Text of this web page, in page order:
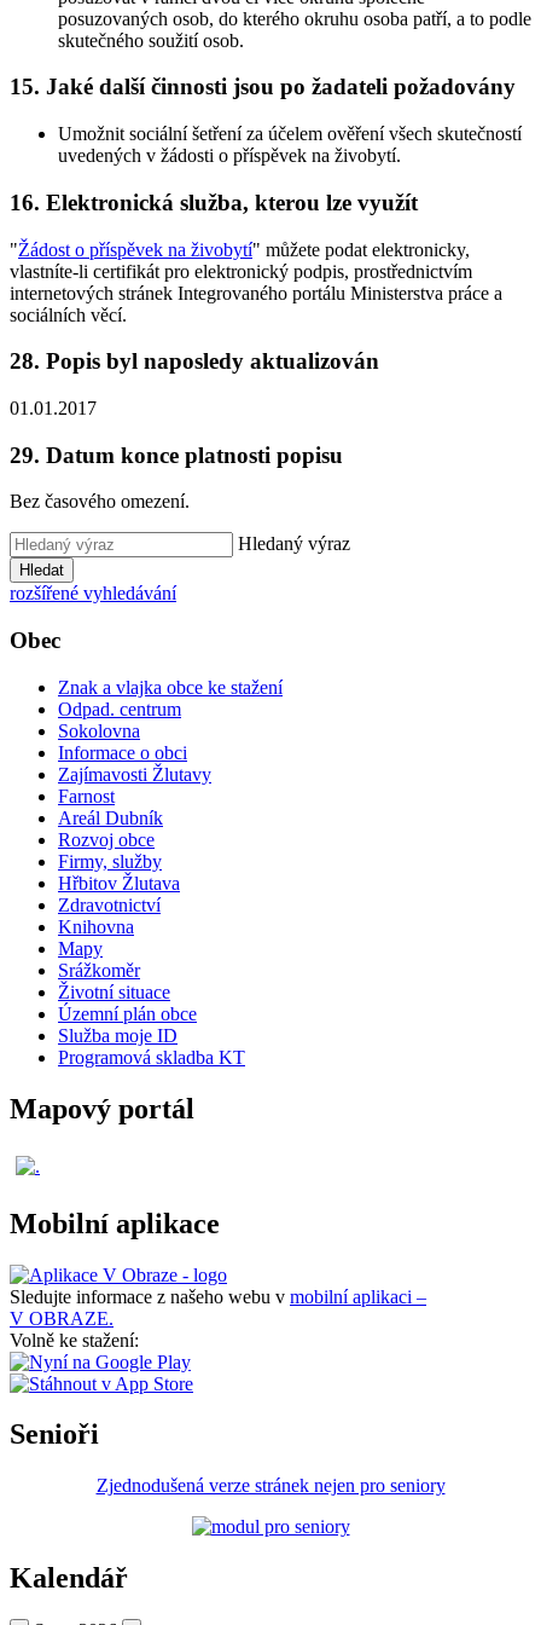
posuzovaných osob, do kterého okruhu osoba patří, a to podle
skutečného soužití osob.
15. Jaké další činnosti jsou po žadateli požadovány
Umožnit sociální šetření za účelem ověření všech skutečností
uvedených v žádosti o příspěvek na živobytí.
16. Elektronická služba, kterou lze využít
"Žádost o příspěvek na živobytí" můžete podat elektronicky,
vlastníte-li certifikát pro elektronický podpis, prostřednictvím
internetových stránek Integrovaného portálu Ministerstva práce a
sociálních věcí.
28. Popis byl naposledy aktualizován
01.01.2017
29. Datum konce platnosti popisu
Bez časového omezení.
Hledaný výraz
Hledat
rozšířené vyhledávání
Obec
Znak a vlajka obce ke stažení
Odpad. centrum
Sokolovna
Informace o obci
Zajímavosti Žlutavy
Farnost
Areál Dubník
Rozvoj obce
Firmy, služby
Hřbitov Žlutava
Zdravotnictví
Knihovna
Mapy
Srážkoměr
Životní situace
Územní plán obce
Služba moje ID
Programová skladba KT
Mapový portál
Mobilní aplikace
Sledujte informace z našeho webu v mobilní aplikaci –
V OBRAZE.
Volně ke stažení:
Senioři
Zjednodušená verze stránek nejen pro seniory
Kalendář